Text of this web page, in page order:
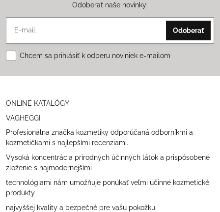
Odoberať naše novinky:
Odoberať
Chcem sa prihlásiť k odberu noviniek e-mailom
ONLINE KATALÓGY
VAGHEGGI
Profesionálna značka kozmetiky odporúčaná odborníkmi a
kozmetičkami s najlepšími recenziami.
Vysoká koncentrácia prírodných účinných látok a prispôsobené
zloženie s najmodernejšími
technológiami nám umožňuje ponúkať veľmi účinné kozmetické
produkty
najvyššej kvality a bezpečné pre vašu pokožku.